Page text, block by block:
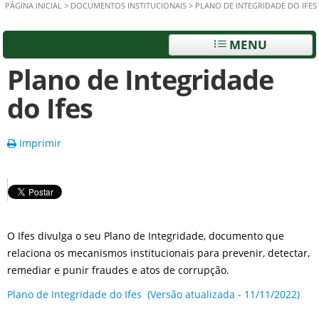
PÁGINA INICIAL > DOCUMENTOS INSTITUCIONAIS > PLANO DE INTEGRIDADE DO IFES
MENU
Plano de Integridade
do Ifes
Imprimir
O Ifes divulga o seu Plano de Integridade, documento que
relaciona os mecanismos institucionais para prevenir, detectar,
remediar e punir fraudes e atos de corrupção.
Plano de Integridade do Ifes (Versão atualizada - 11/11/2022)